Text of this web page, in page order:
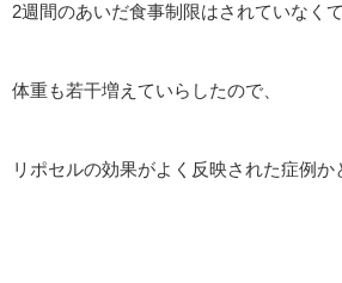
2週間のあいだ食事制限はされていなくて
体重も若干増えていらしたので、
リポセルの効果がよく反映された症例か